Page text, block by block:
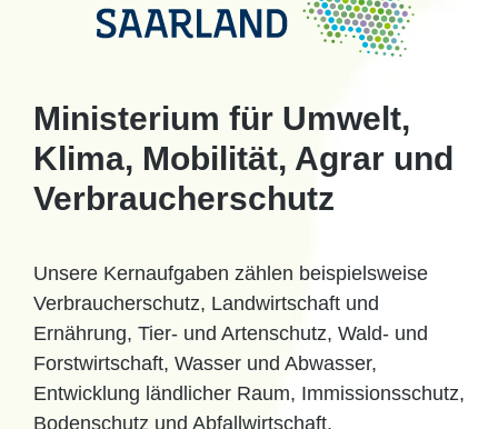
Ministerium für Umwelt,
Klima, Mobilität, Agrar und
Verbraucherschutz
Unsere Kernaufgaben zählen beispielsweise
Verbraucherschutz, Landwirtschaft und
Ernährung, Tier- und Artenschutz, Wald- und
Forstwirtschaft, Wasser und Abwasser,
Entwicklung ländlicher Raum, Immissionsschutz,
Bodenschutz und Abfallwirtschaft,